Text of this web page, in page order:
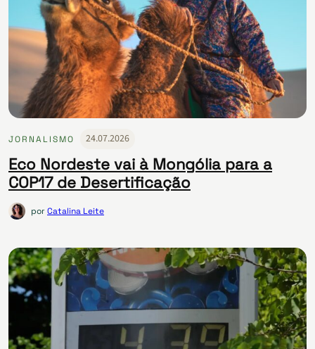
JORNALISMO 24.07.2026
Eco Nordeste vai à Mongólia para a
COP17 de Desertificação
porCatalina Leite